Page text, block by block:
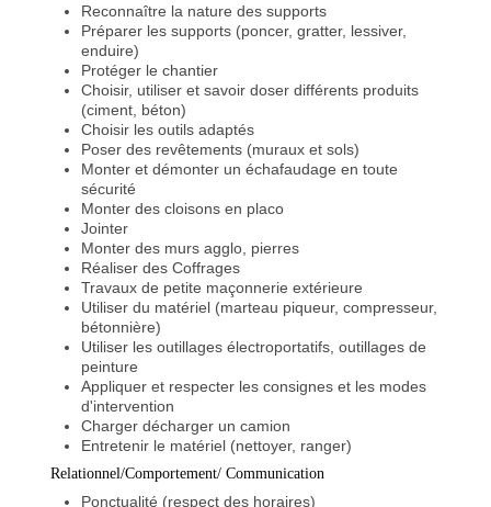
Reconnaître la nature des supports
Préparer les supports (poncer, gratter, lessiver,
enduire)
Protéger le chantier
Choisir, utiliser et savoir doser différents produits
(ciment, béton)
Choisir les outils adaptés
Poser des revêtements (muraux et sols)
Monter et démonter un échafaudage en toute
sécurité
Monter des cloisons en placo
Jointer
Monter des murs agglo, pierres
Réaliser des Coffrages
Travaux de petite maçonnerie extérieure
Utiliser du matériel (marteau piqueur, compresseur,
bétonnière)
Utiliser les outillages électroportatifs, outillages de
peinture
Appliquer et respecter les consignes et les modes
d'intervention
Charger décharger un camion
Entretenir le matériel (nettoyer, ranger)​
Relationnel/Comportement/ Communication
Ponctualité (respect des horaires)